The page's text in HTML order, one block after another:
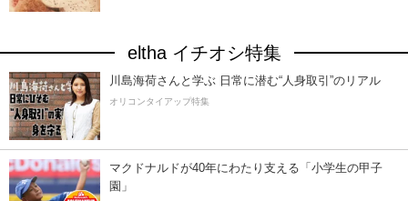
eltha イチオシ特集
川島海荷さんと学ぶ 日常に潜む“人身取引”のリアル
オリコンタイアップ特集
マクドナルドが40年にわたり支える「小学生の甲子
園」